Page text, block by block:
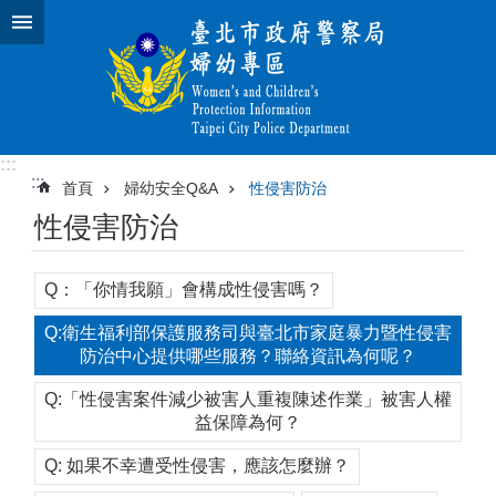
跳到主要內容區塊
:::
:::
首頁 婦幼安全Q&A 性侵害防治
性侵害防治
Q：「你情我願」會構成性侵害嗎？
Q:衛生福利部保護服務司與臺北市家庭暴力暨性侵害
防治中心提供哪些服務？聯絡資訊為何呢？
Q:「性侵害案件減少被害人重複陳述作業」被害人權
益保障為何？
Q: 如果不幸遭受性侵害，應該怎麼辦？